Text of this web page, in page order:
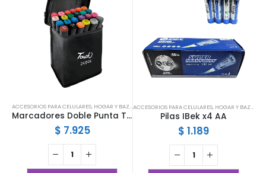
ACCESORIOS PARA CELULARES, HOGAR Y BAZAR
Marcadores Doble Punta Touch x24u
$ 7.925
ACCESORIOS PARA CELULARES, HOGAR Y BAZAR
Pilas IBek x4 AA
$ 1.189